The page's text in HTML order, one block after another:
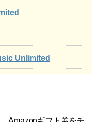
Unlimited
Amazonギフト券をチ